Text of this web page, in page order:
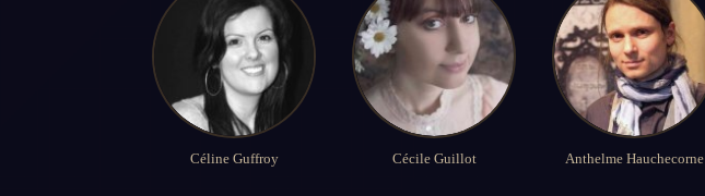
Céline Guffroy Cécile Guillot Anthelme Hauchecorne